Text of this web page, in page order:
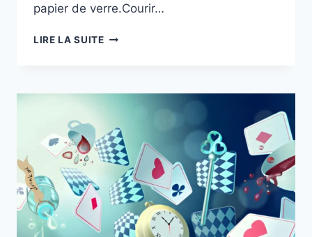
papier de verre.Courir…
LIRE LA SUITE